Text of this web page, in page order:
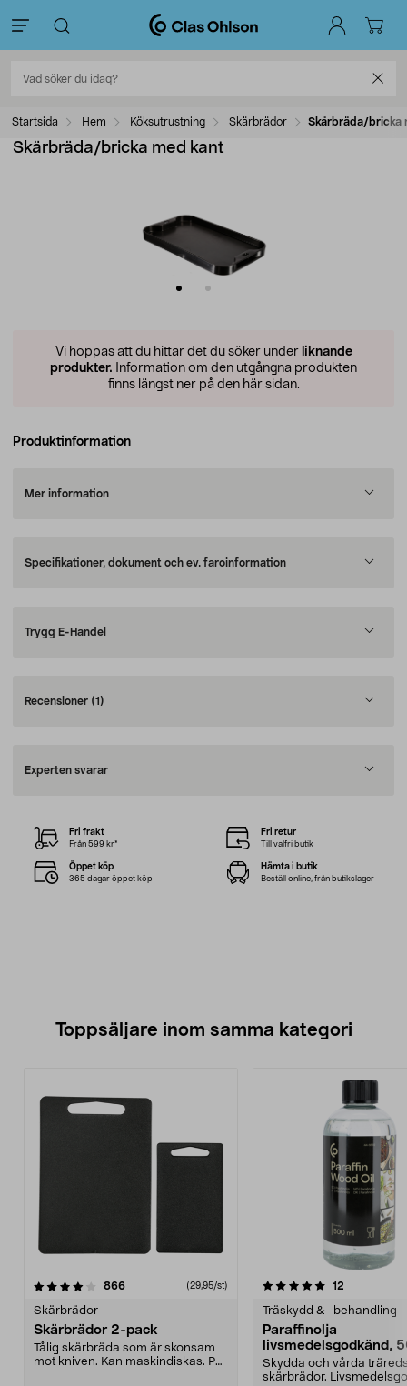
Startsida Hem Köksutrustning Skärbrädor Skärbräda/bricka
Skärbräda/bricka med kant
Vi hoppas att du hittar det du söker under liknande
produkter. Information om den utgångna produkten
finns längst ner på den här sidan.
Produktinformation
Mer information
Specifikationer, dokument och ev. faroinformation
Trygg E-Handel
Recensioner (1)
Experten svarar
Fri frakt
Från 599 kr*
Fri retur
Till valfri butik
Öppet köp
365 dagar öppet köp
Hämta i butik
Beställ online, från butikslager
Toppsäljare inom samma kategori
866recensioner (29,95/st)
Skärbrädor
Skärbrädor 2-pack
Tålig skärbräda som är skonsam
mot kniven. Kan maskindiskas. PP-
5.0 av 5 stjärnor 12
Träskydd & -behandling
Paraffinolja
livsmedelsgodkänd,
Skydda och vårda
skärbrädor.
4.0 av 5 stjärnor